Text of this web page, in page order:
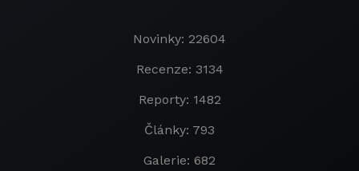
Novinky: 22604
Recenze: 3134
Reporty: 1482
Články: 793
Galerie: 682